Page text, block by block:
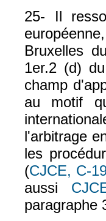
25- Il
Bruxelles
1er.2 (d)
champ
au motif
l'arbitrage
les
(CJCE, C-
aussi
paragraphe